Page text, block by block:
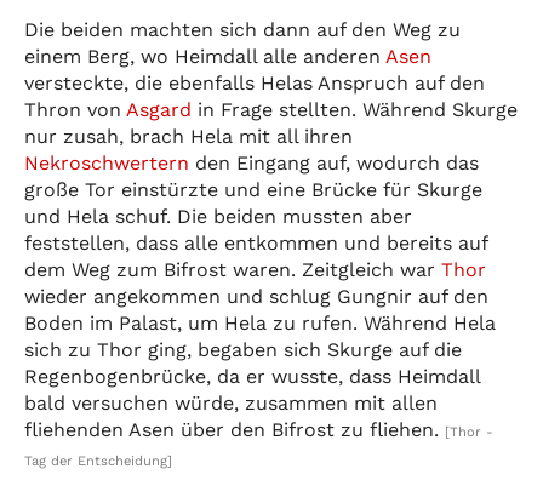
Die beiden machten sich dann auf den Weg zu
einem Berg, wo Heimdall alle anderen Asen
versteckte, die ebenfalls Helas Anspruch auf den
Thron von Asgard in Frage stellten. Während Skurge
nur zusah, brach Hela mit all ihren
Nekroschwertern den Eingang auf, wodurch das
große Tor einstürzte und eine Brücke für Skurge
und Hela schuf. Die beiden mussten aber
feststellen, dass alle entkommen und bereits auf
dem Weg zum Bifrost waren. Zeitgleich war Thor
wieder angekommen und schlug Gungnir auf den
Boden im Palast, um Hela zu rufen. Während Hela
sich zu Thor ging, begaben sich Skurge auf die
Regenbogenbrücke, da er wusste, dass Heimdall
bald versuchen würde, zusammen mit allen
fliehenden Asen über den Bifrost zu fliehen.
[Thor -
Tag der Entscheidung]